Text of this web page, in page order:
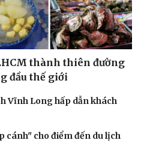
thành thiên đường
đầu thế giới
Vĩnh Long hấp dẫn khách
cánh" cho điểm đến du lịch